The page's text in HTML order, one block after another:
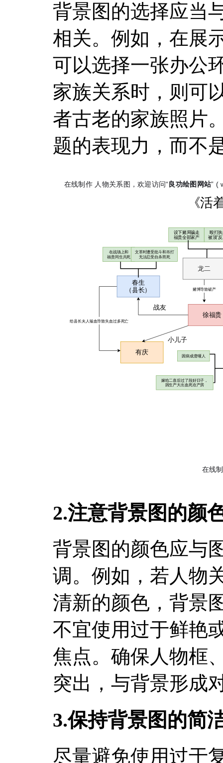
背景图的选择应当
相关。例如，在展
可以选择一张办公
家族关系时，则可
者古老的家族照片
题的表现力，而不
2.注意背景图的颜
背景图的颜色应与
调。例如，若人物
清新的颜色，背景
不宜使用过于鲜艳
焦点。确保人物框
突出，与背景形成
3.保持背景图的简
尽量避免使用过于